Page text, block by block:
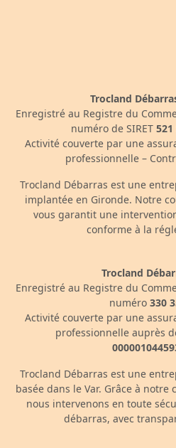
Trocland
Enregistré au Registre du
numéro de SIRET 521
Activité couverte par une
professionnelle –
Trocland Débarras est une
implantée en Gironde. Notre
vous garantit une
conforme à la
Trocland
Enregistré au Registre du
numéro 330
Activité couverte par une
professionnelle auprès
Trocland Débarras est une
basée dans le Var. Grâce à
nous intervenons en toute
débarras, avec